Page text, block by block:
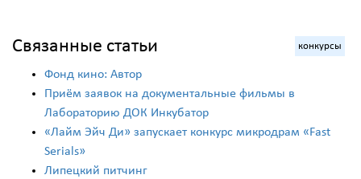
конкурсы
Связанные статьи
Фонд кино: Автор
Приём заявок на документальные фильмы в
Лабораторию ДОК Инкубатор
«Лайм Эйч Ди» запускает конкурс микродрам «Fast
Serials»
Липецкий питчинг